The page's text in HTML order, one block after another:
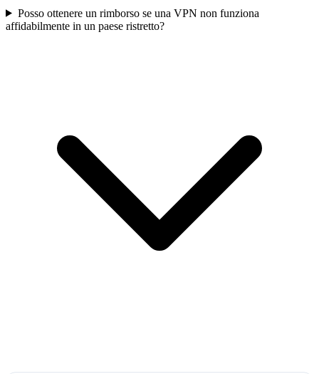
Posso ottenere un rimborso se una VPN non funziona
affidabilmente in un paese ristretto?